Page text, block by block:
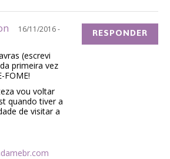
16/11/2016 -
(escrevi
primeira vez
FOME!
vou voltar
quando tiver a
de visitar a
RESPONDER